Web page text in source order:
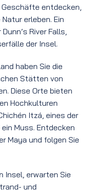
entdecken,
erleben. Ein
River Falls,
der Insel.
haben Sie die
Stätten von
Diese Orte bieten
Hochkulturen
Itzá, eines der
Muss. Entdecken
Maya und folgen Sie
Insel, erwarten Sie
und